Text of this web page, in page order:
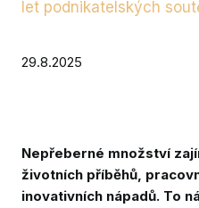
let podnikatelských
29.8.2025
Nepřeberné množství
životních příběhů,
inovativních nápadů. To